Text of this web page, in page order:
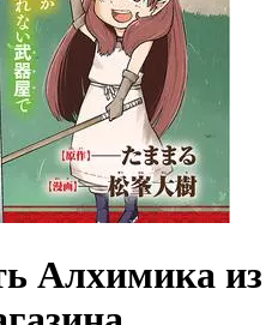
Алхимика из